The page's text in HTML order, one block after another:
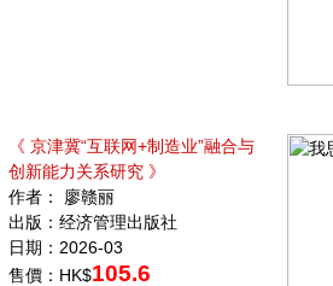
《 京津冀“互联网+制造业”融合与
创新能力关系研究 》
作者： 廖赣丽
出版：经济管理出版社
日期：2026-03
售價：HK$105.6